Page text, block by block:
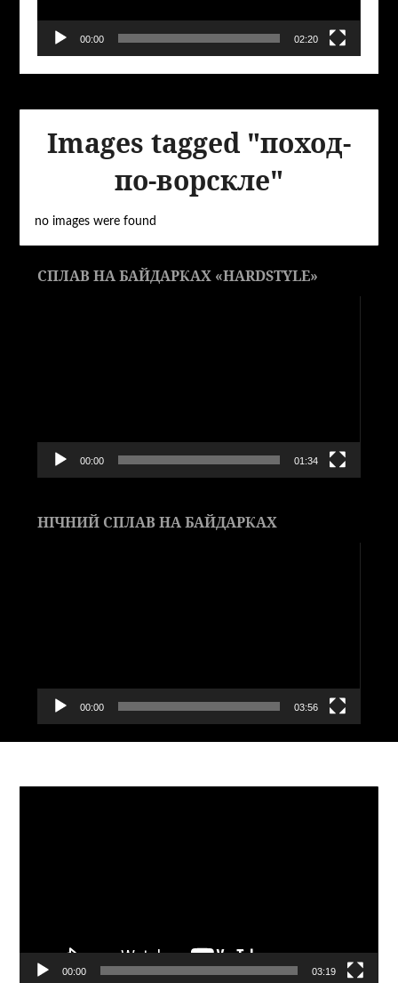
00:00 02:20
Images tagged "поход-
по-ворскле"
no images were found
СПЛАВ НА БАЙДАРКАХ «HARDSTYLE»
00:00 01:34
НІЧНИЙ СПЛАВ НА БАЙДАРКАХ
00:00 03:56
00:00 03:19